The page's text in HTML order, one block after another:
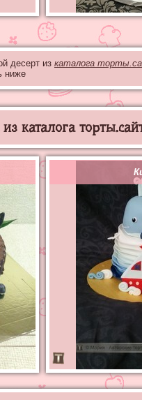
десерт из каталога
ниже
каталога